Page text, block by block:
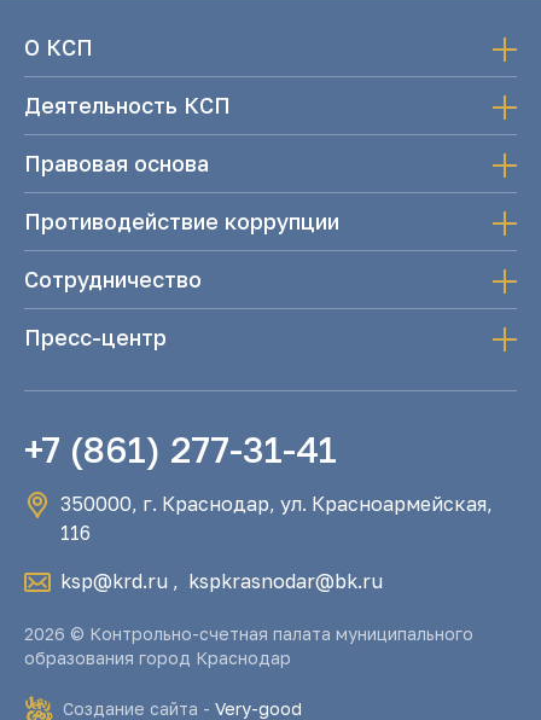
О КСП
Деятельность КСП
Правовая основа
Противодействие коррупции
Сотрудничество
Пресс-центр
+7 (861) 277-31-41
350000, г. Краснодар, ул. Красноармейская,
116
ksp@krd.ru , kspkrasnodar@bk.ru
2026 © Контрольно-счетная палата муниципального
образования город Краснодар
Создание сайта - Very-good